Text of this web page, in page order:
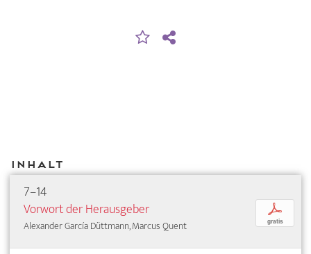
Inhalt
7–14
Vorwort der Herausgeber
Alexander García Düttmann, Marcus Quent
p
gratis